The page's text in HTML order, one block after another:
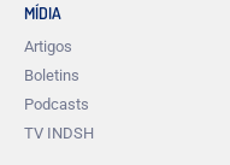
MÍDIA
Artigos
Boletins
Podcasts
TV INDSH